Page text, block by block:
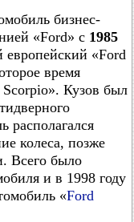
бизнес-
«Ford» с 1985
европейский «Ford
время
Scorpio». Кузов был
располагался
колеса, позже
Всего было
и в 1998 году
«Ford